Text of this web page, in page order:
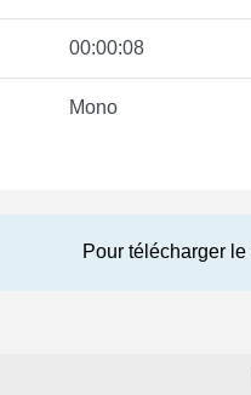
00:00:08
Mono
Pour télécharger